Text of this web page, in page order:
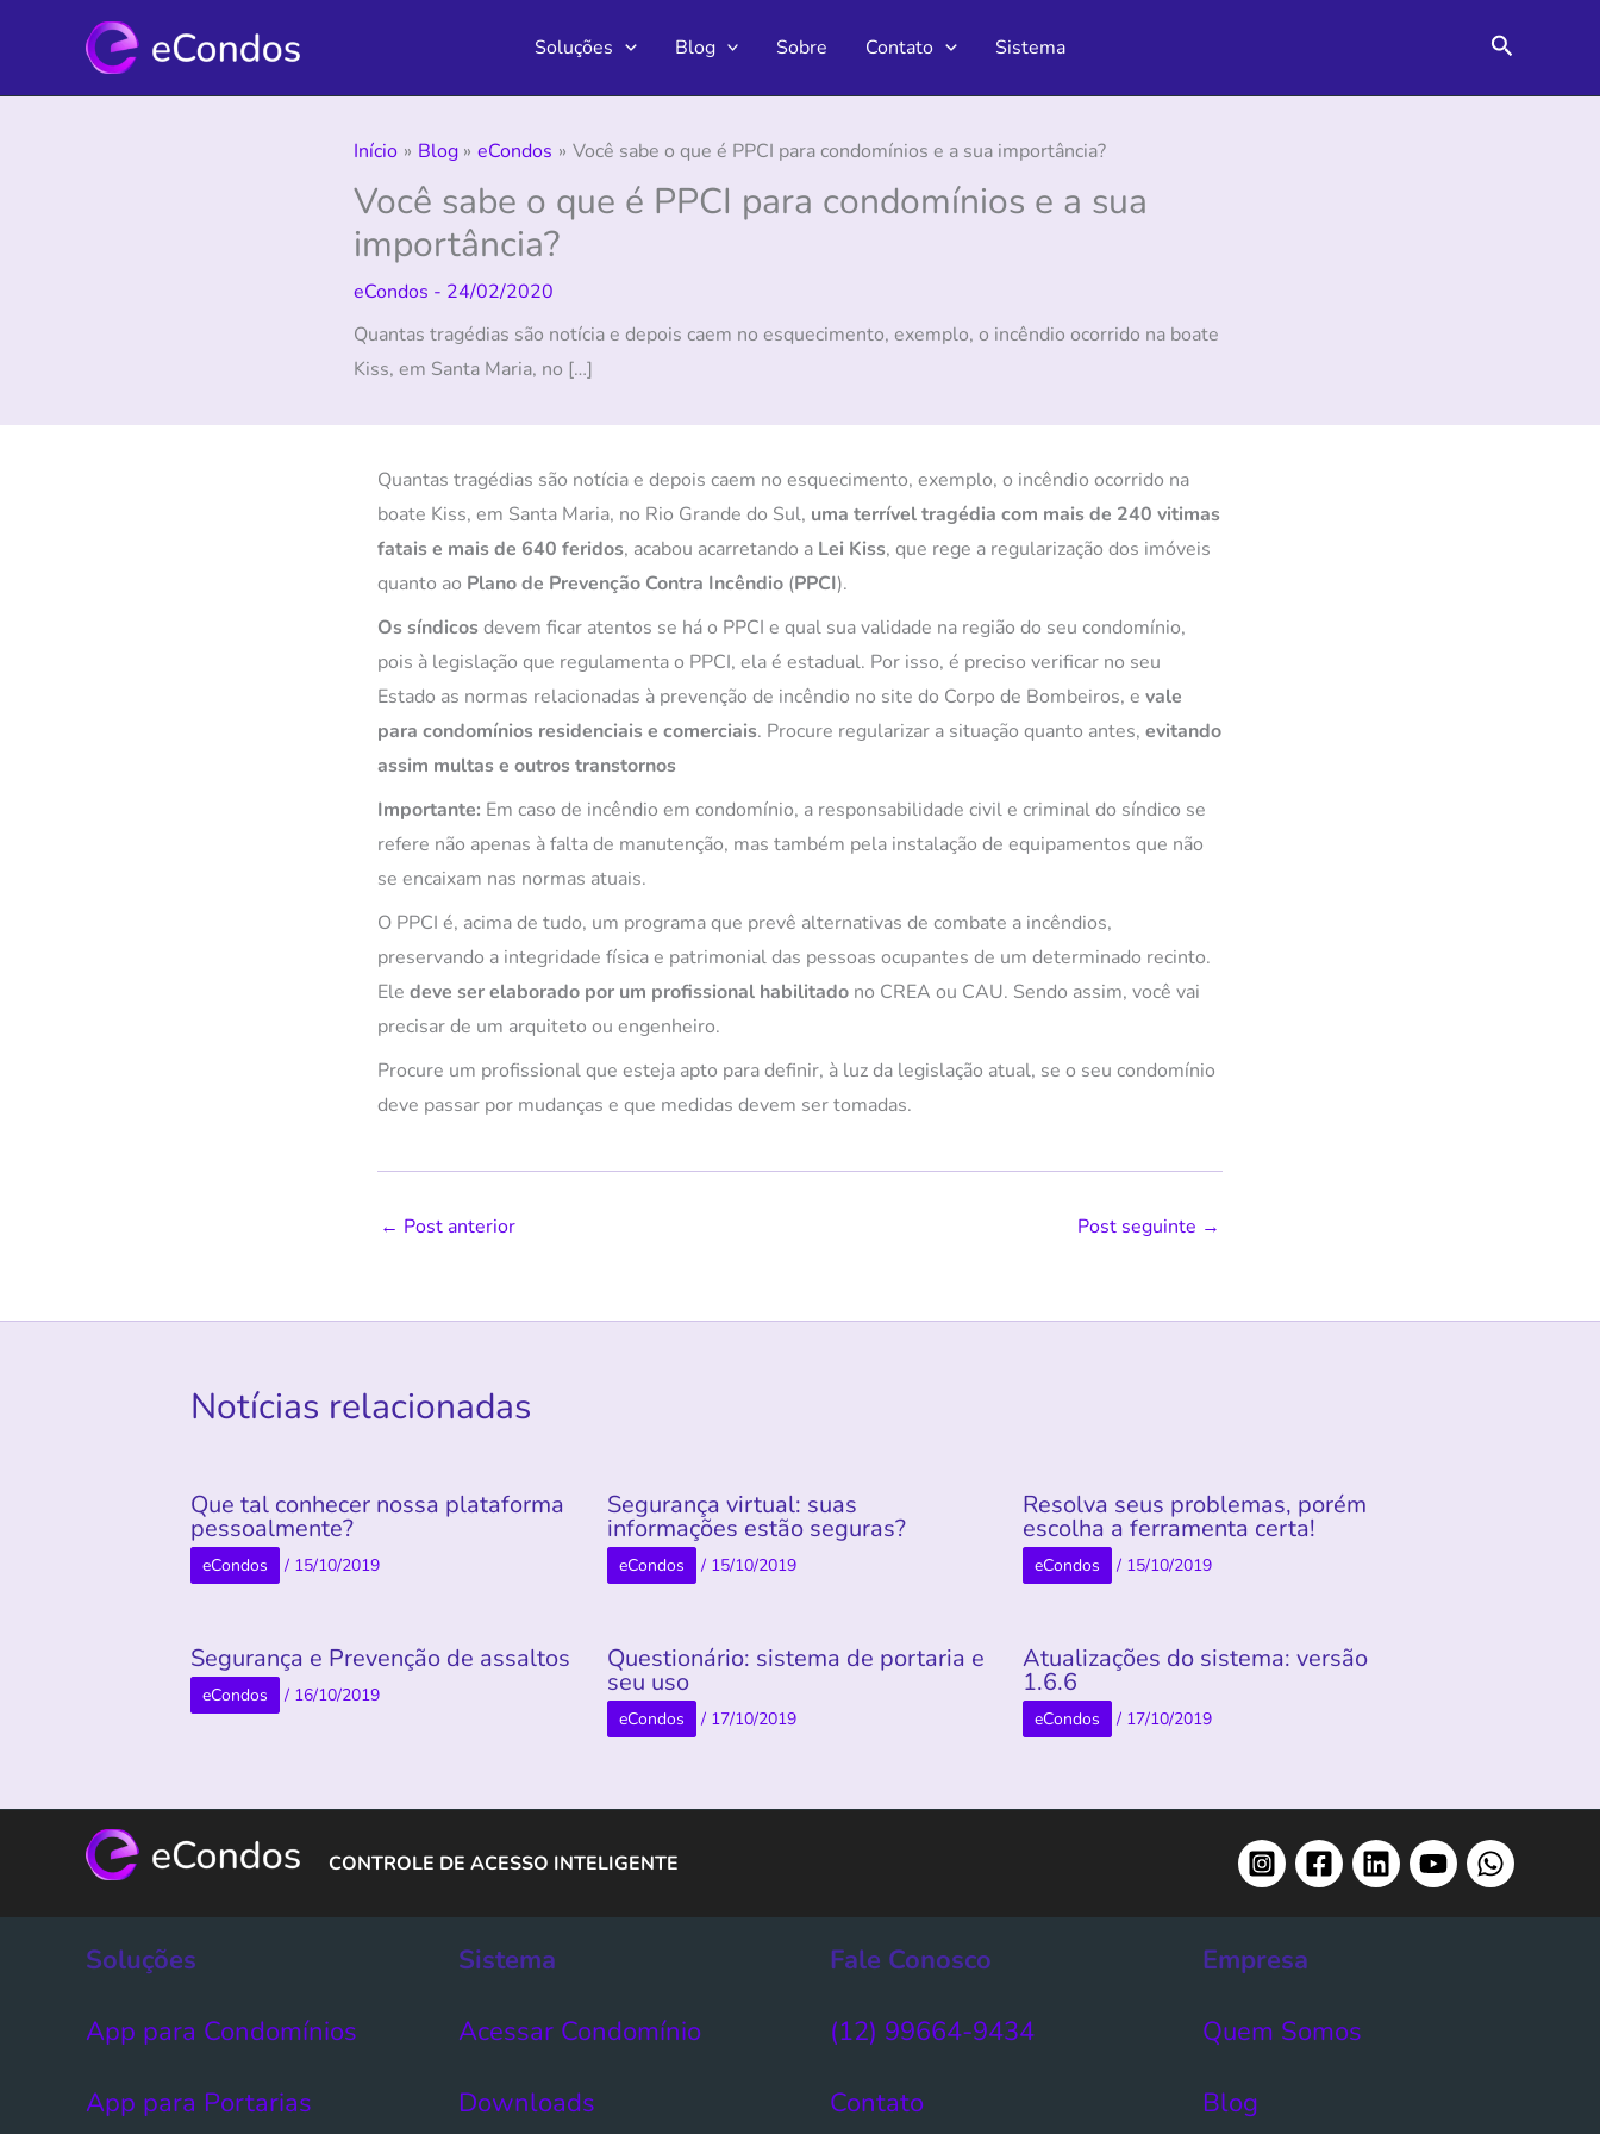
Soluções Blog Sobre Contato Sistema Pesquisar
Início Blog eCondos Você sabe o que é PPCI para condomínios e a sua importância?
Você sabe o que é PPCI para condomínios e a sua
importância?
eCondos - 24/02/2020
Quantas tragédias são notícia e depois caem no esquecimento, exemplo, o incêndio ocorrido na boate
Kiss, em Santa Maria, no […]
Quantas tragédias são notícia e depois caem no esquecimento, exemplo, o incêndio ocorrido na
boate Kiss, em Santa Maria, no Rio Grande do Sul, uma terrível tragédia com mais de 240 vitimas
fataise mais de 640 feridos, acabou acarretando a Lei Kiss, que rege a regularização dos imóveis
quanto ao Plano de Prevenção Contra Incêndio (PPCI).
Os síndicosdevem ficar atentos se há o PPCI e qual sua validade na região do seu condomínio,
pois à legislação que regulamenta o PPCI, ela é estadual. Por isso, é preciso verificar no seu
Estado as normas relacionadas à prevenção de incêndio no site do Corpo de Bombeiros, e vale
para condomínios residenciais e comerciais. Procure regularizar a situação quanto antes, evitando
assim multas e outros transtornos
Importante: Em caso de incêndio em condomínio, a responsabilidade civil e criminal do síndico se
refere não apenas à falta de manutenção, mas também pela instalação de equipamentos que não
se encaixam nas normas atuais.
O PPCI é, acima de tudo, um programa que prevê alternativas de combate a incêndios,
preservando a integridade física e patrimonial das pessoas ocupantes de um determinado recinto.
Ele deve ser elaborado por um profissional habilitado no CREA ou CAU. Sendo assim, você vai
precisar de um arquiteto ou engenheiro.
Procure um profissional que esteja apto para definir, à luz da legislação atual, se o seu condomínio
deve passar por mudanças e que medidas devem ser tomadas.
← Post anterior Post seguinte →
Notícias relacionadas
Que tal conhecer nossa plataforma
pessoalmente?
eCondos / 15/10/2019
Segurança virtual: suas
informações estão seguras?
eCondos / 15/10/2019
Resolva seus problemas, porém
escolha a ferramenta certa!
eCondos / 15/10/2019
Segurança e Prevenção de assaltos
eCondos / 16/10/2019
Questionário: sistema de portaria e
seu uso
eCondos / 17/10/2019
Atualizações do sistema: versão
1.6.6
eCondos / 17/10/2019
CONTROLE DE ACESSO INTELIGENTE
Soluções
App para Condomínios
App para Portarias
Sistema
Acessar Condomínio​
Downloads
Fale Conosco
(12) 99664-9434
Contato
Empresa
Quem Somos
Blog